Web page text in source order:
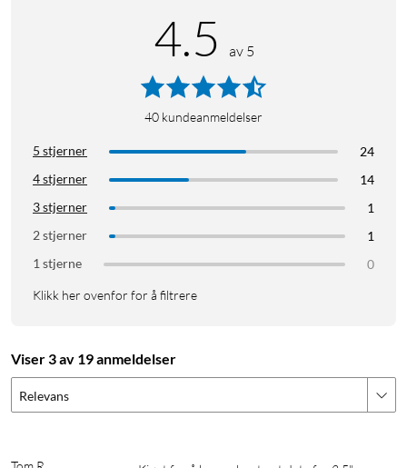
4.5 av 5
40 kundeanmeldelser
5 stjerner
24
4 stjerner
14
3 stjerner
1
2 stjerner
1
1 stjerne
0
Klikk her ovenfor for å filtrere
Viser 3 av 19 anmeldelser
Relevans